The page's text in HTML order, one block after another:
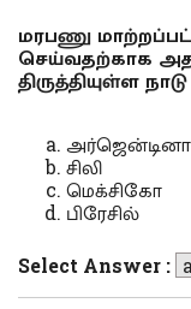
மரபணு
செய்வதற்காக
திருத்தியுள்ள நாடு
அர்ஜென்டினா
சிலி
மெக்சிகோ
பிரேசில்
Select Answer :